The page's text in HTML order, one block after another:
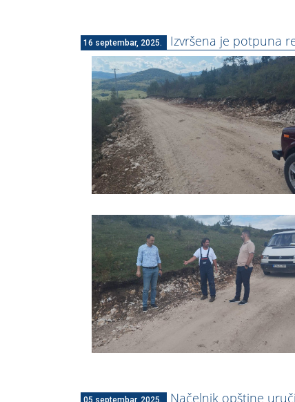
16 septembar, 2025. Izvršena je potpuna
05 septembar, 2025. Načelnik opštine